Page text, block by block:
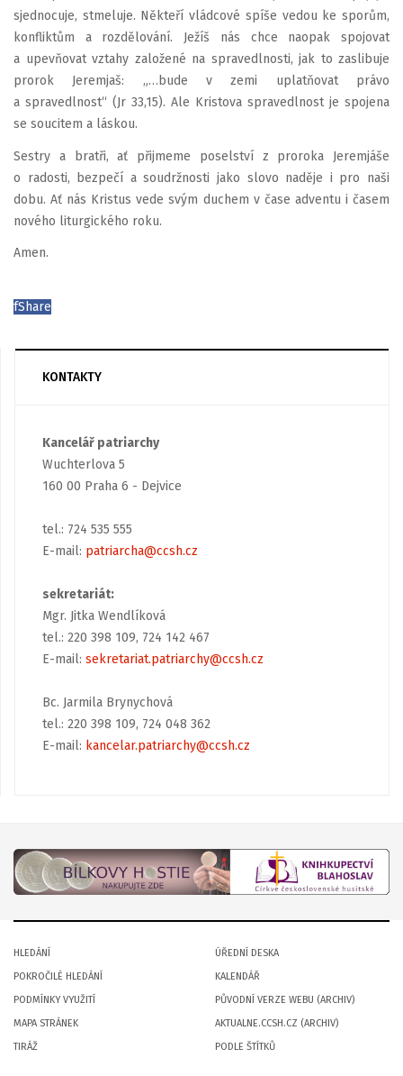
sjednocuje, stmeluje. Někteří vládcové spíše vedou ke sporům,
konfliktům a rozdělování. Ježíš nás chce naopak spojovat
a upevňovat vztahy založené na spravedlnosti, jak to zaslibuje
prorok Jeremjaš: „…bude v zemi uplatňovat právo
a spravedlnost“ (Jr 33,15). Ale Kristova spravedlnost je spojena
se soucitem a láskou.
Sestry a bratři, ať přijmeme poselství z proroka Jeremjáše
o radosti, bezpečí a soudržnosti jako slovo naděje i pro naši
dobu. Ať nás Kristus vede svým duchem v čase adventu i časem
nového liturgického roku.
Amen.
fShare
KONTAKTY
Kancelář patriarchy
Wuchterlova 5
160 00 Praha 6 - Dejvice
tel.: 724 535 555
E-mail: patriarcha@ccsh.cz
sekretariát:
Mgr. Jitka Wendlíková
tel.: 220 398 109, 724 142 467
E-mail: sekretariat.patriarchy@ccsh.cz
Bc. Jarmila Brynychová
tel.: 220 398 109, 724 048 362
E-mail: kancelar.patriarchy@ccsh.cz
HLEDÁNÍ
POKROČILÉ HLEDÁNÍ
PODMÍNKY VYUŽITÍ
MAPA STRÁNEK
TIRÁŽ
ÚŘEDNÍ DESKA
KALENDÁŘ
PŮVODNÍ VERZE WEBU (ARCHIV)
AKTUALNE.CCSH.CZ (ARCHIV)
PODLE ŠTÍTKŮ